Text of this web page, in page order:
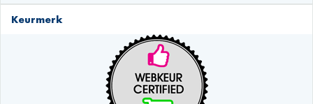
Keurmerk